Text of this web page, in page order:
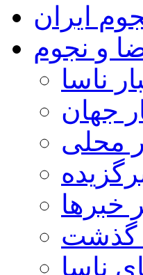
ایران
و نجوم
ناسا
جهان
محلی
خبرها
گذشت
ناسا